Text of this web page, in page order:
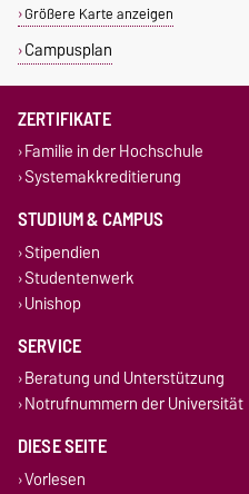
Größere Karte anzeigen
Campusplan
ZERTIFIKATE
Familie in der Hochschule
Systemakkreditierung
STUDIUM & CAMPUS
Stipendien
Studentenwerk
Unishop
SERVICE
Beratung und Unterstützung
Notrufnummern der Universität
DIESE SEITE
Vorlesen